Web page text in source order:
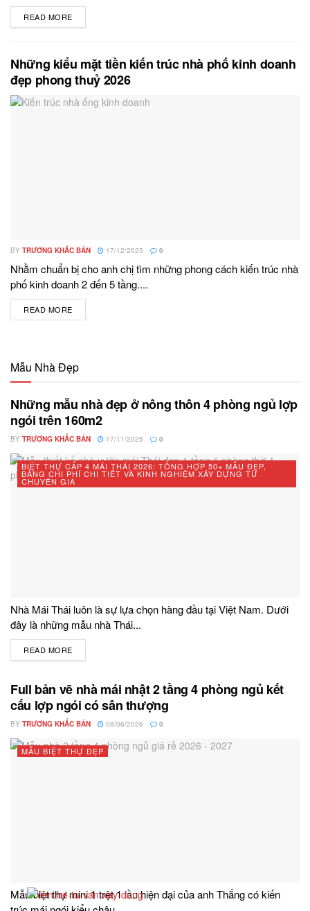
READ MORE
Những kiểu mặt tiền kiến trúc nhà phố kinh doanh
đẹp phong thuỷ 2026
BY TRƯƠNG KHẮC BẢN 17/12/2025 0
Nhằm chuẩn bị cho anh chị tìm những phong cách kiến trúc nhà
phố kinh doanh 2 đến 5 tầng....
READ MORE
Mẫu Nhà Đẹp
Những mẫu nhà đẹp ở nông thôn 4 phòng ngủ lợp
ngói trên 160m2
BY TRƯƠNG KHẮC BẢN 17/11/2025 0
BIỆT THỰ CẤP 4 MÁI THÁI 2026: TỔNG HỢP 50+ MẪU ĐẸP,
BẢNG CHI PHÍ CHI TIẾT VÀ KINH NGHIỆM XÂY DỰNG TỪ
CHUYÊN GIA
Nhà Mái Thái luôn là sự lựa chọn hàng đầu tại Việt Nam. Dưới
đây là những mẫu nhà Thái...
READ MORE
Full bản vẽ nhà mái nhật 2 tầng 4 phòng ngủ kết
cấu lợp ngói có sân thượng
BY TRƯƠNG KHẮC BẢN 08/06/2026 0
MẪU BIỆT THỰ ĐẸP
Mẫu biệt thự mini 1 trệt 1 lầu hiện đại của anh Thắng có kiến